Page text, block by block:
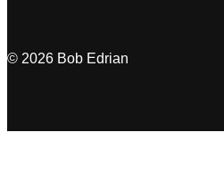
© 2026 Bob Edrian